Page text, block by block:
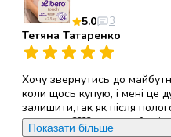
Спеції
та
приправи
Цукор
Все
для
5.0
3
Тетяна Татаренко
Хочу звернутись до
коли щось купую, і мені це
залишити,так як після
памперси????, хочу щоб всі
Показати більше